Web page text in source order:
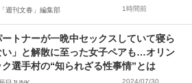
「週刊文春」編集部 1時間前
ートナーが一晩中セックスしていて寝ら
い」と解散に至った女子ペアも…オリン
ク選手村の“知られざる性事情”とは